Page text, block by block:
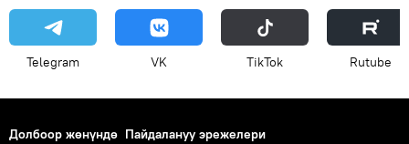
Telegram VK ТikТоk Rutube
Долбоор жөнүндө Пайдалануу эрежелери